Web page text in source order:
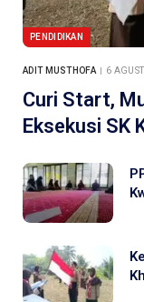
PENDIDIKAN
ADIT MUSTHOFA 6
Curi Start,
Eksekusi SK